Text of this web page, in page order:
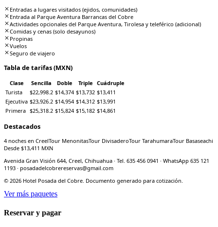
Entradas a lugares visitados (ejidos, comunidades)
Entrada al Parque Aventura Barrancas del Cobre
Actividades opcionales del Parque Aventura, Tirolesa y teleférico (adicional)
Comidas y cenas (solo desayunos)
Propinas
Vuelos
Seguro de viajero
Tabla de tarifas (MXN)
Clase Sencilla Doble Triple Cuádruple
Turista
$22,998.2 $14,374 $13,732 $13,411
Ejecutiva $23,926.2 $14,954 $14,312 $13,991
Primera $25,318.2 $15,824 $15,182 $14,861
Destacados
4 noches en CreelTour MenonitasTour DivisaderoTour TarahumaraTour Basaseachi
Desde $13,411 MXN
Avenida Gran Visión 644, Creel, Chihuahua · Tel. 635 456 0941 · WhatsApp 635 121
1193 · posadadelcobrereservas@gmail.com
© 2026 Hotel Posada del Cobre. Documento generado para cotización.
Ver más paquetes
Reservar y pagar